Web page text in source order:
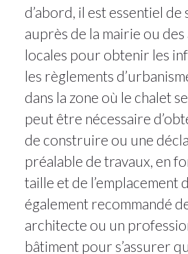
d’abord, il est essentiel
auprès de la mairie ou
locales pour obtenir les
les règlements
dans la zone où le chalet
peut être nécessaire
de construire ou une
préalable de travaux, en
taille et de l’emplacement
également recommandé
architecte ou un
bâtiment pour s’assurer